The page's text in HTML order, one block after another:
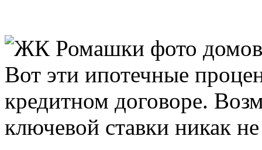
Вот эти ипотечные
кредитном договоре.
ключевой ставки никак не